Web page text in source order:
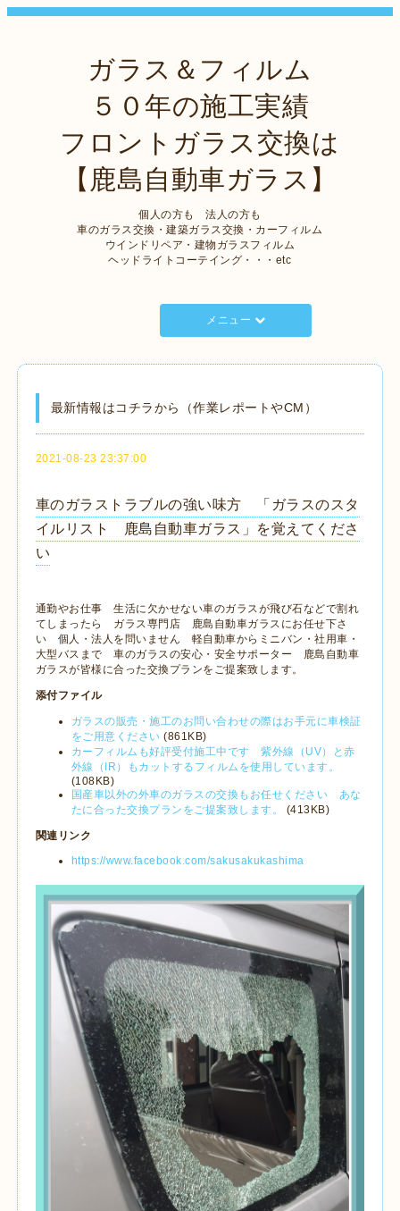
ガラス＆フィルム
５０年の施工実績
フロントガラス交換は
【鹿島自動車ガラス】
個人の方も 法人の方も
車のガラス交換・建築ガラス交換・カーフィルム
ウインドリペア・建物ガラスフィルム
ヘッドライトコーテイング・・・etc
メニュー
最新情報はコチラから（作業レポートやCM）
2021-08-23 23:37:00
車のガラストラブルの強い味方 「ガラスのスタ
イルリスト 鹿島自動車ガラス」を覚えてくださ
い
通勤やお仕事 生活に欠かせない車のガラスが飛び石などで割れ
てしまったら ガラス専門店 鹿島自動車ガラスにお任せ下さ
い 個人・法人を問いません 軽自動車からミニバン・社用車・
大型バスまで 車のガラスの安心・安全サポーター 鹿島自動車
ガラスが皆様に合った交換プランをご提案致します。
添付ファイル
ガラスの販売・施工のお問い合わせの際はお手元に車検証
をご用意ください (861KB)
カーフィルムも好評受付施工中です 紫外線（UV）と赤
外線（IR）もカットするフィルムを使用しています。
(108KB)
国産車以外の外車のガラスの交換もお任せください あな
たに合った交換プランをご提案致します。
(413KB)
関連リンク
https://www.facebook.com/sakusakukashima